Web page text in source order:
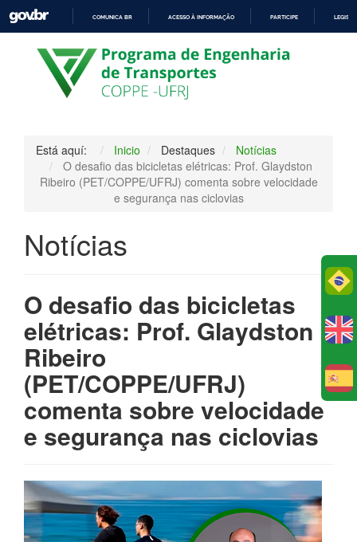
PARA
O
CONTEÚDO
COMUNICA BR ACESSO À INFORMAÇÃO PARTICIPE
Está aquí: Inicio Destaques
Notícias
O desafio das bicicletas elétricas: Prof. Glaydston
Ribeiro (PET/COPPE/UFRJ) comenta sobre velocidade
e segurança nas ciclovias
Notícias
O desafio das bicicletas
elétricas: Prof. Glaydston
Ribeiro
(PET/COPPE/UFRJ)
comenta sobre velocidade
e segurança nas ciclovias